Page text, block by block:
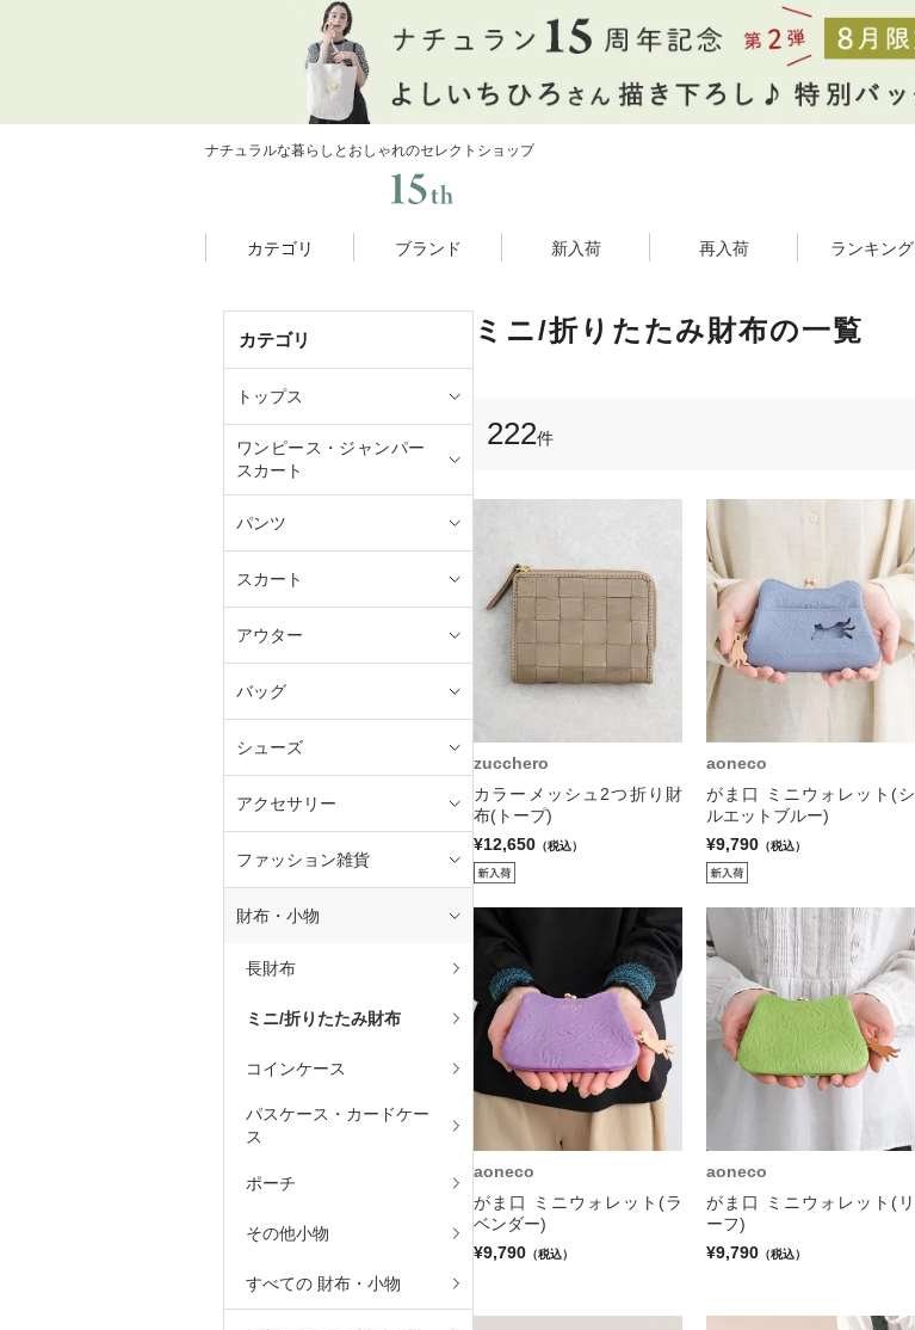
ナチュラルな暮らしとおしゃれのセレクトショップ
カテゴリ ブランド 新入荷 再入荷 ランキング
カテゴリ
トップス
ワンピース・ジャンパー
スカート
パンツ
スカート
アウター
バッグ
シューズ
アクセサリー
ファッション雑貨
財布・小物
長財布
ミニ/折りたたみ財布
コインケース
パスケース・カードケー
ス
ポーチ
その他小物
すべての 財布・小物
ミニ/折りたたみ財布の一覧
222件
zucchero
カラーメッシュ2つ折り財
布(トープ)
¥12,650 （税込）
aoneco
がま口 ミニウォレット(シ
ルエットブルー)
¥9,790 （税込）
aoneco
がま口 ミニウォレット(ラ
ベンダー)
¥9,790 （税込）
aoneco
がま口 ミニウォレット(リ
ーフ)
¥9,790 （税込）